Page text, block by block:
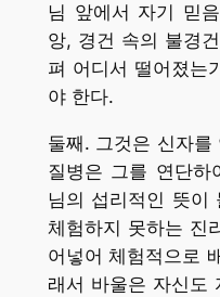
님 앞에서 자기 믿
앙, 경건 속의 불경
펴 어디서 떨어졌는
야 한다.
둘째. 그것은 신자를
질병은 그를 연단하
님의 섭리적인 뜻이
체험하지 못하는 진
어넣어 체험적으로
래서 바울은 자신도